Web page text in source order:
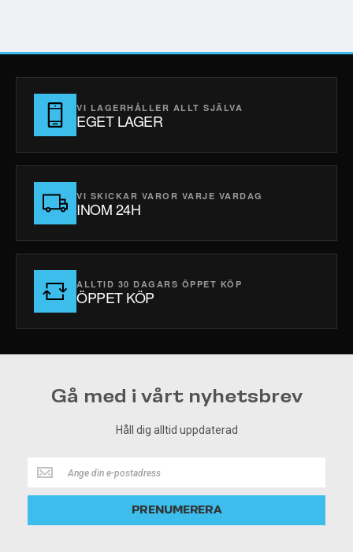
VI LAGERHÅLLER ALLT SJÄLVA
EGET LAGER
VI SKICKAR VAROR VARJE VARDAG
INOM 24H
ALLTID 30 DAGARS ÖPPET KÖP
ÖPPET KÖP
Gå med i vårt nyhetsbrev
Håll dig alltid uppdaterad
Håll
dig
alltid
PRENUMERERA